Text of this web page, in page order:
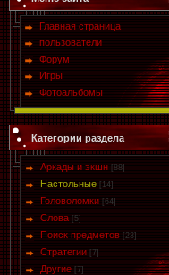
Главная страница
пользователи
Форум
Игры
Фотоальбомы
Категории раздела
Аркады и экшн [88]
Настольные [14]
Головоломки [64]
Слова [5]
Поиск предметов [23]
Стратегии [7]
Другие [7]